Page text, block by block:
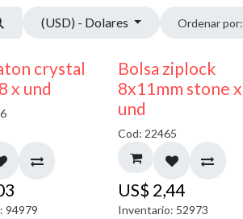
(USD) - Dolares Ordenar por:
crystal
x und
94979
¡NUEVO!
Bolsa ziplock
8x11mm stone x
und
Cod: 22465
US$ 2,44
Inventario: 52973